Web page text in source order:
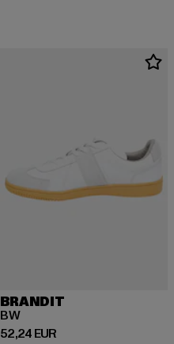
BRANDIT
BW
52,24 EUR
Derzeitiger Preis: 52,24 EUR